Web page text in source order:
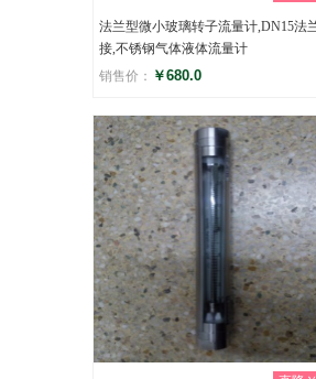
法兰型微小玻璃转子流量计,DN15法
接,不锈钢气体液体流量计
销售价： ￥680.0
评分
(0)